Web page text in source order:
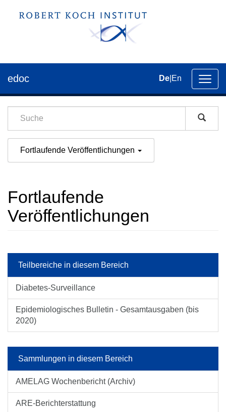
der
edoc De En
Fortlaufende Veröffentlichungen
Fortlaufende
Veröffentlichungen
Teilbereiche in diesem Bereich
Diabetes-Surveillance
Epidemiologisches Bulletin - Gesamtausgaben (bis
2020)
Sammlungen in diesem Bereich
AMELAG Wochenbericht (Archiv)
ARE-Berichterstattung